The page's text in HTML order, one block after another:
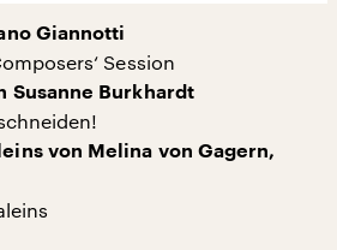
Giannotti
Session
Susanne Burkhardt
von Melina von Gagern,